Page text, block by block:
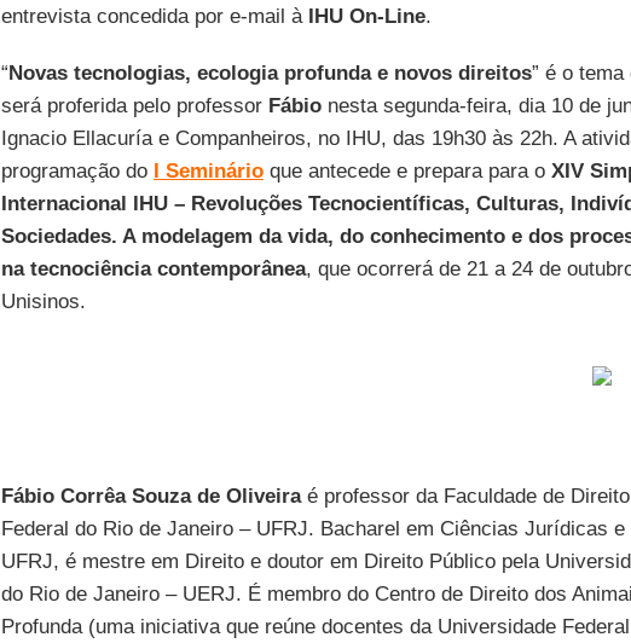
entrevista concedida por e-mail à IHU On-Line.
“Novas tecnologias, ecologia profunda e novos direitos” é o
será proferida pelo professor Fábionesta segunda-feira, dia 10 de
Ignacio Ellacuría e Companheiros, no IHU, das 19h30 às 22h. A
programação do I Seminárioque antecede e prepara para o XIV
Internacional IHU – Revoluções Tecnocientíficas, Culturas,
Sociedades. A modelagem da vida, do conhecimento e dos
na tecnociência contemporânea, que ocorrerá de 21 a 24 de
Unisinos.
Fábio Corrêa Souza de Oliveiraé professor da Faculdade de
Federal do Rio de Janeiro – UFRJ. Bacharel em Ciências Jurídicas
UFRJ, é mestre em Direito e doutor em Direito Público pela
do Rio de Janeiro – UERJ. É membro do Centro de Direito dos
Profunda (uma iniciativa que reúne docentes da Universidade